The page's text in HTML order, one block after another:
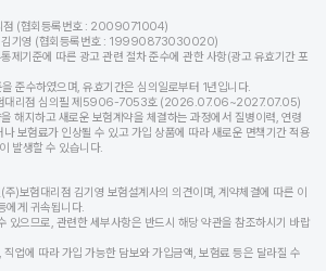
점 (협회등록번호 : 2009071004)
김기영 (협회등록번호 : 19990873030020)
제기준에 따른 광고 관련 절차 준수에 관한 사항(광고 유효기간 포
준수하였으며, 유효기간은 심의일로부터 1년입니다.
대리점 심의필 제5906-7053호 (2026.07.06~2027.07.05)
해지하고 새로운 보험계약을 체결하는 과정에서 질병이력, 연령
보험료가 인상될 수 있고 가입 상품에 따라 새로운 면책기간 적용
발생할 수 있습니다.
)보험대리점 김기영 보험설계사의 의견이며, 계약체결에 따른 이
에게 귀속됩니다.
있으므로, 관련한 세부사항은 반드시 해당 약관을 참조하시기 바랍
업에 따라 가입 가능한 담보와 가입금액, 보험료 등은 달라질 수